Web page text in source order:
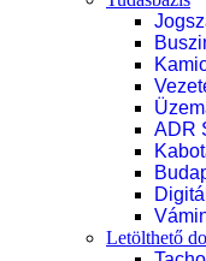
ADR
Letölthető